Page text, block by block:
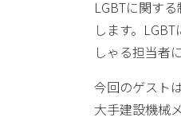
LGBTに関す
します。
しゃる担当者
今回のゲスト
大手建設機械